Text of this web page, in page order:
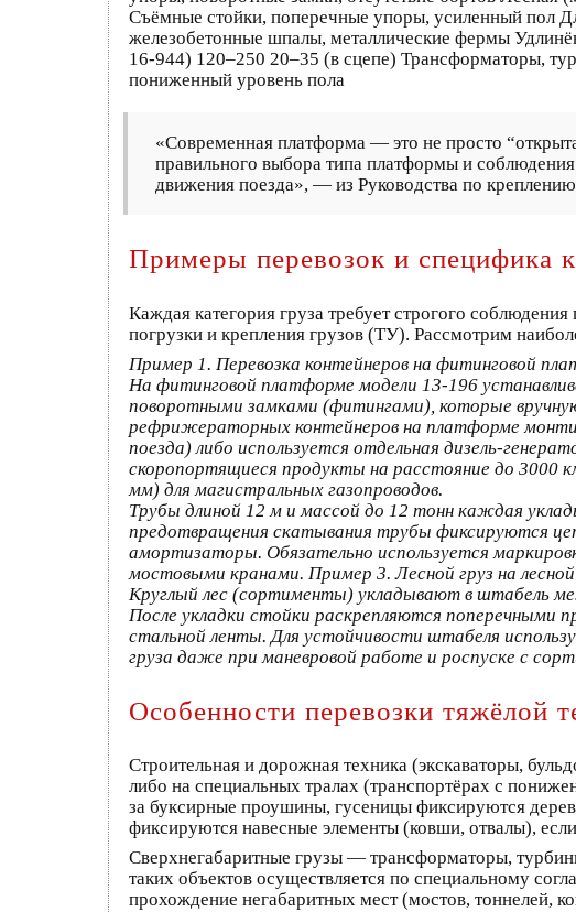
Съёмные стойки, поперечные упоры, усиленный пол
железобетонные шпалы, металлические фермы
16-944) 120–250 20–35 (в сцепе) Трансформаторы,
пониженный уровень пола
«Современная платформа — это не просто
правильного выбора типа платформы и
движения поезда», — из Руководства по
Примеры перевозок и специфика
Каждая категория груза требует строгого
погрузки и крепления грузов (ТУ). Рассмотрим
Пример 1. Перевозка контейнеров на фитинговой
На фитинговой платформе модели 13-196
поворотными замками (фитингами), которые
рефрижераторных контейнеров на платформе
поезда) либо используется отдельная дизель-
скоропортящиеся продукты на расстояние до 3000
мм) для магистральных газопроводов.
Трубы длиной 12 м и массой до 12 тонн каждая
предотвращения скатывания трубы фиксируются
амортизаторы. Обязательно используется
мостовыми кранами. Пример 3. Лесной груз на
Круглый лес (сортименты) укладывают в штабель
После укладки стойки раскрепляются поперечными
стальной ленты. Для устойчивости штабеля
груза даже при маневровой работе и роспуске с
Особенности перевозки тяжёлой
Строительная и дорожная техника (экскаваторы,
либо на специальных тралах (транспортёрах с
за буксирные проушины, гусеницы фиксируются
фиксируются навесные элементы (ковши, отвалы),
Сверхнегабаритные грузы — трансформаторы,
таких объектов осуществляется по специальному
прохождение негабаритных мест (мостов, тоннелей,